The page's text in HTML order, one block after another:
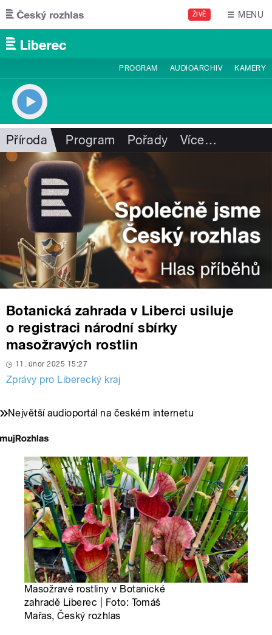
Přejít k hlavnímu obsahu
ŽIVĚ MENU
PROGRAM AUDIOARCHIV KAMERY
Příroda Program Pořady Více…
Botanická zahrada v Liberci usiluje
o registraci národní sbírky
masožravých rostlin
11. únor 2025 15:27
Zprávy pro Liberecký kraj
Největší audioportál na českém internetu
Masožravé rostliny v Botanické
zahradě Liberec | Foto: Tomáš
Mařas, Český rozhlas